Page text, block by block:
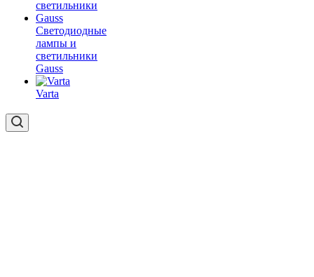
Светодиодные
лампы и
светильники
Gauss
Varta